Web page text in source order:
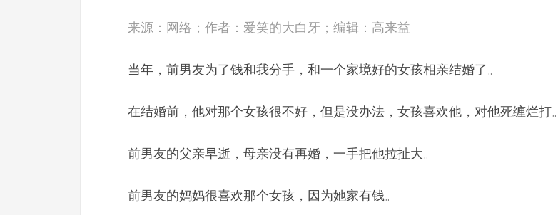
来源：网络；作者：爱笑的大白牙；编辑：高来益
当年，前男友为了钱和我分手，和一个家境好的女孩相亲结婚了。
在结婚前，他对那个女孩很不好，但是没办法，女孩喜欢他，对他死缠烂打。
前男友的父亲早逝，母亲没有再婚，一手把他拉扯大。
前男友的妈妈很喜欢那个女孩，因为她家有钱。